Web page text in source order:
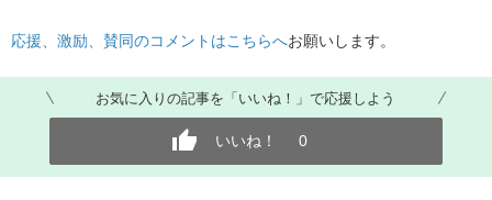
応援、激励、賛同のコメントはこちらへお願いします。
お気に入りの記事を「いいね！」で応援しよう
いいね！ 0